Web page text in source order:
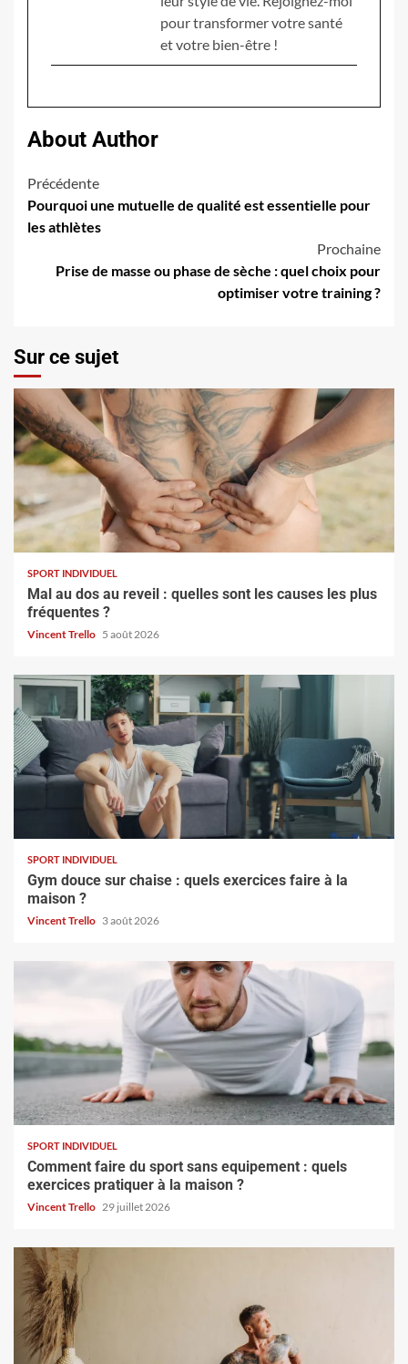
pour transformer votre santé
et votre bien-être !
About Author
Navigation
d’article
Précédente
Pourquoi une mutuelle de qualité est essentielle pour
les athlètes
Prochaine
Prise de masse ou phase de sèche : quel choix pour
optimiser votre training ?
Sur ce sujet
SPORT INDIVIDUEL
Mal au dos au reveil : quelles sont les causes les plus
fréquentes ?
Vincent Trello 5 août 2026
SPORT INDIVIDUEL
Gym douce sur chaise : quels exercices faire à la
maison ?
Vincent Trello 3 août 2026
SPORT INDIVIDUEL
Comment faire du sport sans equipement : quels
exercices pratiquer à la maison ?
Vincent Trello 29 juillet 2026